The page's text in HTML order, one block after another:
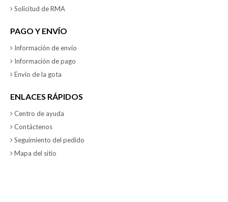
Solicitud de RMA
PAGO Y ENVÍO
Información de envío
Información de pago
Envio de la gota
ENLACES RÁPIDOS
Centro de ayuda
Contáctenos
Seguimiento del pedido
Mapa del sitio